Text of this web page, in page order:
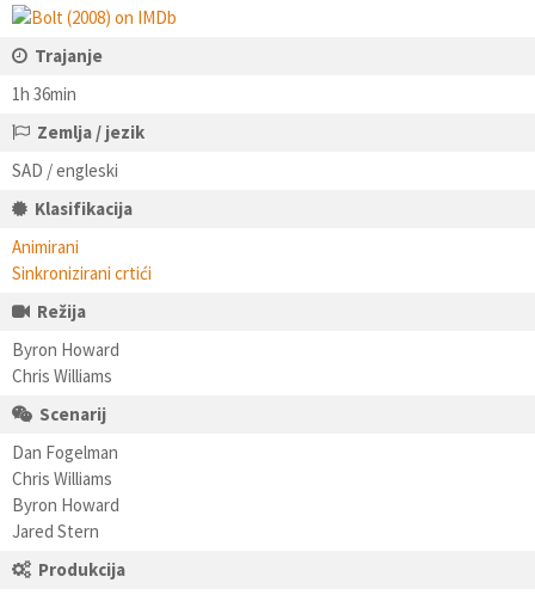
Trajanje
1h 36min
Zemlja / jezik
SAD / engleski
Klasifikacija
Animirani
Sinkronizirani crtići
Režija
Byron Howard
Chris Williams
Scenarij
Dan Fogelman
Chris Williams
Byron Howard
Jared Stern
Produkcija